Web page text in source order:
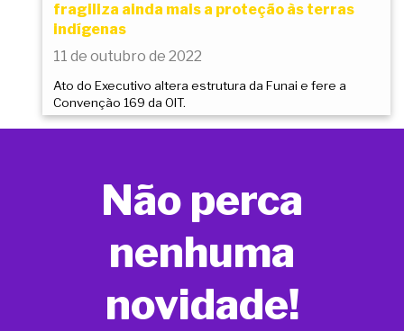
fragiliza ainda mais a proteção às terras
indígenas
11 de outubro de 2022
Ato do Executivo altera estrutura da Funai e fere a
Convenção 169 da OIT.
Não perca
nenhuma
novidade!